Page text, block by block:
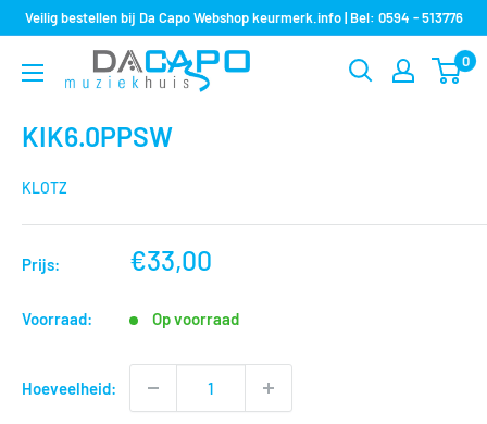
naar
Veilig bestellen bij Da Capo Webshop keurmerk.info | Bel: 0594 - 513776
Muziekhuis
Da
Capo
0
KIK6.0PPSW
KLOTZ
Prijs:
nu
€33,00
Voorraad: Op voorraad
Hoeveelheid: